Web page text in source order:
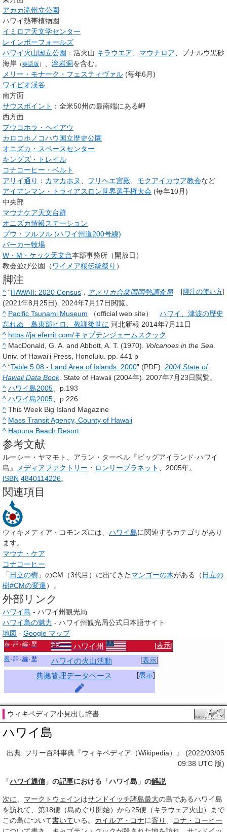
アカカ滝州立公園
ハワイ熱帯植物園
イミロア天文学センター
レインボーフォールズ
ハワイ火山国立公園 ：活火山 キラウエア マウナロア
プナルウ黒砂
海岸 （英語版 ） 溶岩洞を含む。
メリー・モナーク・フェスティヴァル (毎年6月)
ワイピオ渓谷
南方面
サウスポイント ：全米50州の最南端にある岬
西方面
プウコホラ・ヘイアウ
カロコホノコハウ国立歴史公園
オニズカ・スペースセンター
キングズ・トレイル
コナコーヒー・ベルト
アリイ通り ： カマカホヌ フリヘエ宮殿 モクアイカウア教会など
アイアンマン・トライアスロン世界選手権大会 (毎年10月)
中央部
マウナケア天文台群
オニズカ情報ステーション
プウ・フルフル (ハワイ州道200号線)
パーカー牧場
W・M・ケック天文台本部事務所（開放日）
教会並び公園（ワイメア桜伝統祭り ）
脚注
脚注の使い方
^ “HAWAII: 2020 Census”.
アメリカ合衆国国勢調査局
(2021年8月25日). 2024年7月17日閲覧。
^ Pacific Tsunami Museum （official web site） ハワイ、津波の歴史
忘れぬ 島東部ヒロ、教訓後世に 河北新報 2014年7月11日
^ https://ja.eferrit.com/キャプテンジェームスクック
^ MacDonald, G. A. and Abbott, A. T. (1970). Volcanoes in the Sea
Univ. of Hawaiʻi Press, Honolulu. pp. 441 p
^ “Table 5.08 - Land Area of Islands: 2000” (PDF). 2004 State of
Hawaii Data Book. State of Hawaii (2004年). 2007年7月23日閲覧。
^ ハワイ島2005 、p.193
^ ハワイ島2005 、p.226
^ This Week Big Island Magazine
^ Mass Transit Agency, County of Hawaii
^ Hapuna Beach Resort
参考文献
ルーシー・ヤマモト、アラン・ターベル『ビッグアイランド-ハワイ
島』
メディアファクトリー ・ ロンリープラネット
、2005年。
ISBN 4840114226。
関連項目
ウィキメディア・コモンズには、 ハワイ島に関連するカテゴリがあり
ます。
マウナ・ケア
コナコーヒー
「 日立の樹 」のCM（3代目）に出てきたマンゴーの木がある（ 日立の
樹#CMの変遷）。
外部リンク
ハワイ島 - ハワイ州観光局
ハワイ島の魅力 - ハワイ州観光局公式日本語サイト
地図 - Google マップ
[表示]
表 話 編 歴 ハワイ州
[表示]
表 話 編 歴 ハワイの火山活動
[表示]
典拠管理データベース
ウィキペディア小見出し辞書
ハワイ島
出典: フリー百科事典『ウィキペディア（Wikipedia）』 (2022/03/05
09:38 UTC 版)
「ハワイ通信 」の記事における「ハワイ島」の解説
次に マークトウェインはサンドイッチ諸島最大の島であるハワイ島
を訪れて 、第18便（島めぐり 開始）から25便（キラウェア火山）まで
この島について書いている。 カイルア・コナに寄り
コナ・コーヒー